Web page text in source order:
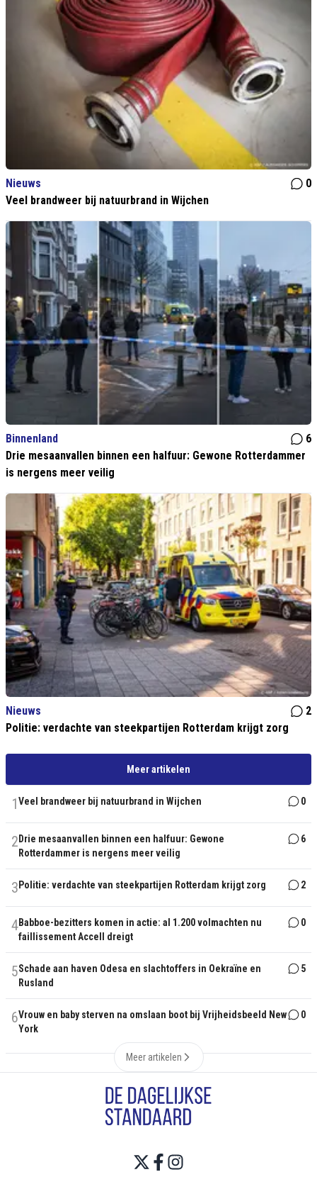
Nieuws
0
Veel brandweer bij natuurbrand in Wijchen
Binnenland
6
Drie mesaanvallen binnen een halfuur: Gewone Rotterdammer
is nergens meer veilig
Nieuws
2
Politie: verdachte van steekpartijen Rotterdam krijgt zorg
Meer artikelen
1Veel brandweer bij natuurbrand in Wijchen 0
2 Drie mesaanvallen binnen een halfuur: Gewone
Rotterdammer is nergens meer veilig
6
3 Politie: verdachte van steekpartijen Rotterdam krijgt zorg 2
4Babboe-bezitters komen in actie: al 1.200 volmachten nu
faillissement Accell dreigt
0
5Schade aan haven Odesa en slachtoffers in Oekraïne en
Rusland
5
6Vrouw en baby sterven na omslaan boot bij Vrijheidsbeeld New
York
0
Meer artikelen